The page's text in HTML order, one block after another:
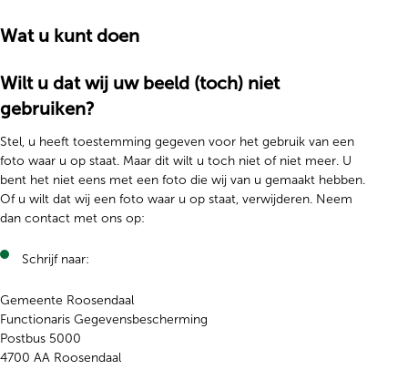
Wat u kunt doen
Wilt u dat wij uw beeld (toch) niet
gebruiken?
Stel, u heeft toestemming gegeven voor het gebruik van een
foto waar u op staat. Maar dit wilt u toch niet of niet meer. U
bent het niet eens met een foto die wij van u gemaakt hebben.
Of u wilt dat wij een foto waar u op staat, verwijderen. Neem
dan contact met ons op:
Schrijf naar:
Gemeente Roosendaal
Functionaris Gegevensbescherming
Postbus 5000
4700 AA Roosendaal